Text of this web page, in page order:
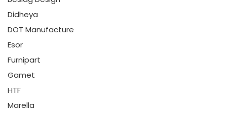
Didheya
DOT Manufacture
Esor
Furnipart
Gamet
HTF
Marella